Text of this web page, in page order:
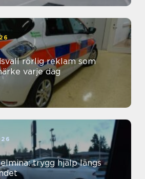
som
varje dag
trygg hjälp längs